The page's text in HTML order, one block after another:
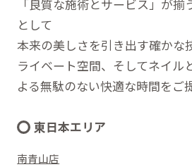
「良質な施術とサービス」が
として
本来の美しさを引き出す確かな
ライベート空間、そしてネイル
よる無駄のない快適な時間をご
東日本エリア
南青山店